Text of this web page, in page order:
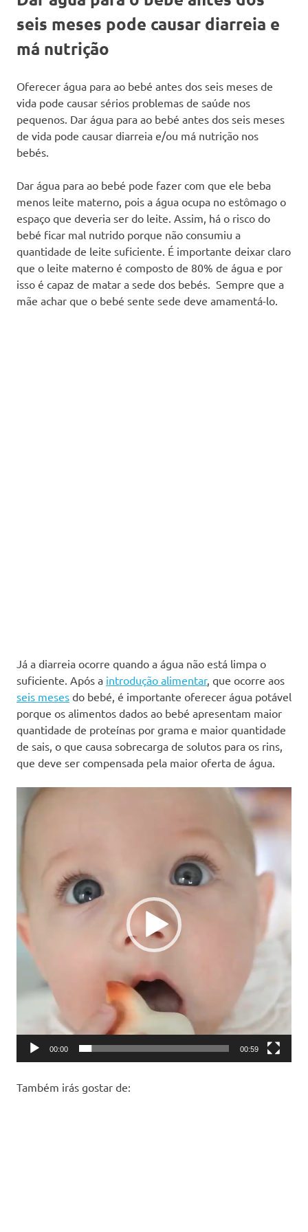
seis meses pode causar diarreia e
má nutrição
Oferecer água para ao bebé antes dos seis meses de
vida pode causar sérios problemas de saúde nos
pequenos. Dar água para ao bebé antes dos seis meses
de vida pode causar diarreia e/ou má nutrição nos
bebés.
Dar água para ao bebé pode fazer com que ele beba
menos leite materno, pois a água ocupa no estômago o
espaço que deveria ser do leite. Assim, há o risco do
bebé ficar mal nutrido porque não consumiu a
quantidade de leite suficiente. É importante deixar claro
que o leite materno é composto de 80% de água e por
isso é capaz de matar a sede dos bebés. Sempre que a
mãe achar que o bebé sente sede deve amamentá-lo.
Já a diarreia ocorre quando a água não está limpa o
suficiente. Após a introdução alimentar, que ocorre aos
seis meses do bebé, é importante oferecer água potável
porque os alimentos dados ao bebé apresentam maior
quantidade de proteínas por grama e maior quantidade
de sais, o que causa sobrecarga de solutos para os rins,
que deve ser compensada pela maior oferta de água.
Reprodutor
de
vídeo
00:00 00:59
Também irás gostar de: